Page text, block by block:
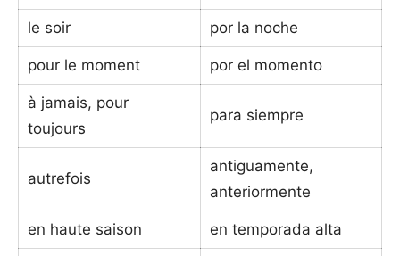
le soir por la noche
pour le moment por el momento
à jamais, pour
toujours
para siempre
autrefois
antiguamente,
anteriormente
en haute saison en temporada alta